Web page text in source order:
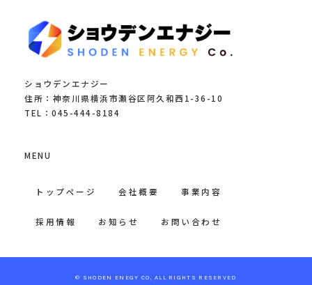
ショウデンエナジー
住所：神奈川県横浜市瀬谷区阿久和西1-36-10
TEL：045-444-8184
MENU
トップページ 会社概要 事業内容
採用情報 お知らせ お問い合わせ
© SHODEN ENEGY CO, ALL RIGHTS RESERVED